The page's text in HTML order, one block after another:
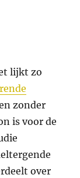
lijkt zo
zonder
is voor de
over